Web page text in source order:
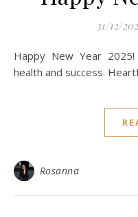
31/12/
Happy New Year 2025! May this New Year bring joy,
health and success.
Rosanna